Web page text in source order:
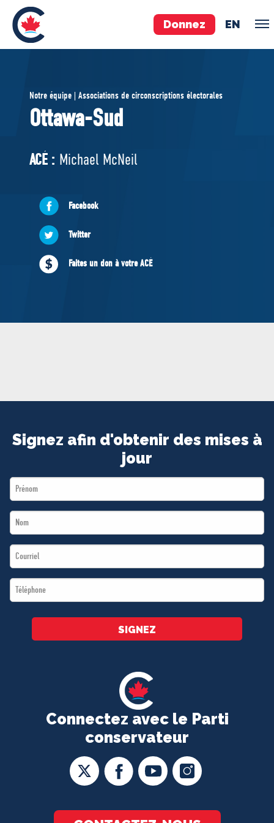
Donnez EN
ÉQUIPE
Pierre Poilievre
Vos députés conservateurs
Cabinet fantôme
Exécutif national
À PROPOS
Documents constitutifs
ADHÉREZ
Notre équipe | Associations de circonscriptions électorales
Ottawa-Sud
ACÉ : Michael McNeil
Facebook
Twitter
Faites un don à votre ACÉ
Connectez avec le Parti
conservateur
Signez afin d'obtenir des mises à
jour
First
Name
Last
Name
Email
*
Téléphone
*
SIGNEZ